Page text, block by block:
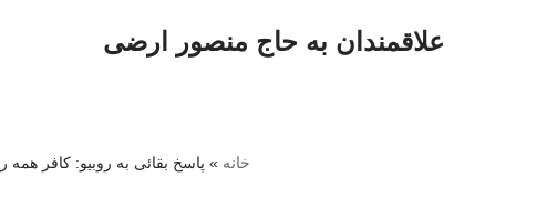
علاقمندان به حاج منصور ارضی
خانه » پاسخ بقائی به روبیو: کافر همه